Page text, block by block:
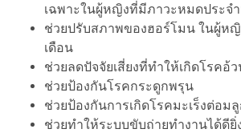
เฉพาะในผู้หญิงที่มีภาวะหมดประจ
ช่วยปรับสภาพของฮอร์โมน ในผู้ห
เดือน
ช่วยลดปัจจัยเสี่ยงที่ทำให้เกิดโรคอ้
ช่วยป้องกันโรคกระดูกพรุน
ช่วยป้องกันการเกิดโรคมะเร็งต่อม
ช่วยทำให้ระบบขับถ่ายทำงานได้ดี